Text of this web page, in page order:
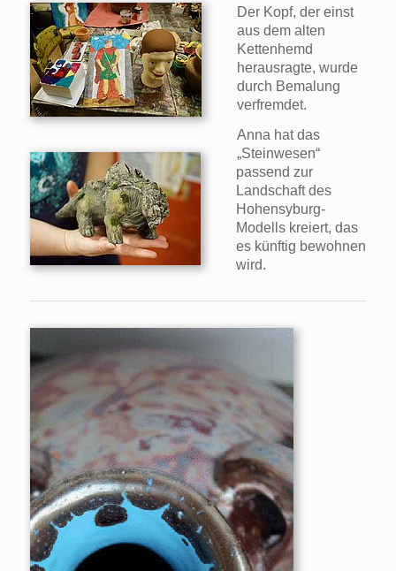
Der Kopf, der einst
aus dem alten
Kettenhemd
herausragte, wurde
durch Bemalung
verfremdet.
Anna hat das
„Steinwesen“
passend zur
Landschaft des
Hohensyburg-
Modells kreiert, das
es künftig bewohnen
wird.